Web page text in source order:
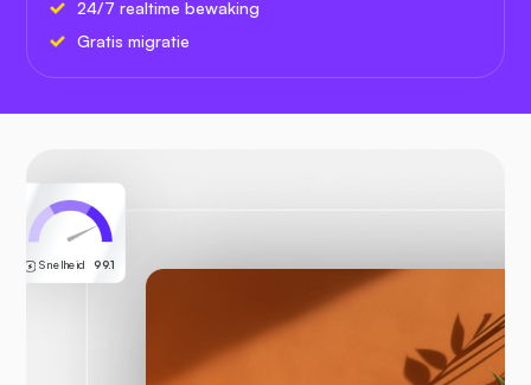
24/7 realtime bewaking
Gratis migratie
Snelheid 99.1